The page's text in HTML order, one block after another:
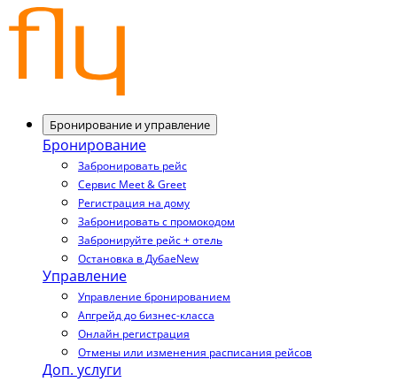
Бронирование и управление
Бронирование
Забронировать рейс
Сервис Meet & Greet
Регистрация на дому
Забронировать с промокодом
Забронируйте рейс + отель
Остановка в ДубаеNew
Управление
Управление бронированием
Апгрейд до бизнес-класса
Онлайн регистрация
Отмены или изменения расписания рейсов
Доп. услуги